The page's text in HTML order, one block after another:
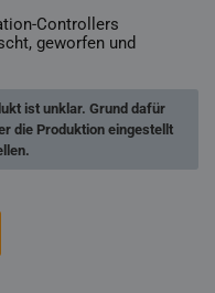
Controllers
geworfen und
ist unklar. Grund dafür
die Produktion eingestellt